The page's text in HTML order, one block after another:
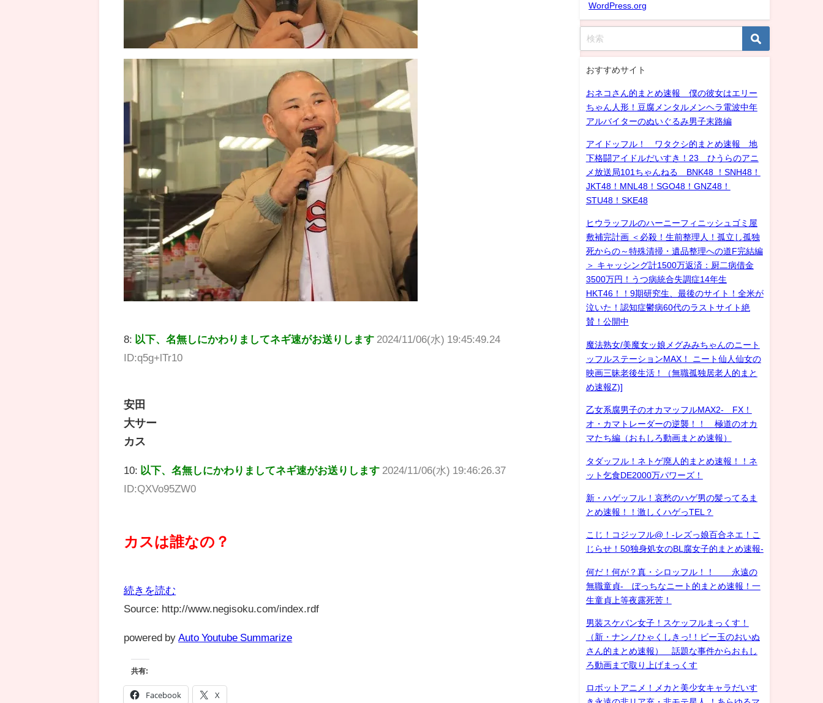
8: 以下、名無しにかわりましてネギ速がお送りします 2024/11/06(水) 19:45:49.24
ID:q5g+lTr10
安田
大サー
カス
10: 以下、名無しにかわりましてネギ速がお送りします 2024/11/06(水) 19:46:26.37
ID:QXVo95ZW0
カスは誰なの？
続きを読む
Source: http://www.negisoku.com/index.rdf
powered by Auto Youtube Summarize
共有:
Facebook X
WordPress.org
おすすめサイト
おネコさん的まとめ速報 僕の彼女はエリー
ちゃん人形！豆腐メンタルメンヘラ電波中年
アルバイターのぬいぐるみ男子末路編
アイドッフル！ ワタクシ的まとめ速報 地
下格闘アイドルだいすき！23 ひうらのアニ
メ放送局101ちゃんねる BNK48 ！SNH48！
JKT48！MNL48！SGO48！GNZ48！
STU48！SKE48
ヒウラッフルのハーニーフィニッシュゴミ屋
敷補完計画 ＜必殺！生前整理人！孤立し孤独
死からの～特殊清掃・遺品整理への道F完結編
＞ キャッシング計1500万返済：厨二病借金
3500万円！うつ病統合失調症14年生
HKT46！！9期研究生、最後のサイト！全米が
泣いた！認知症鬱病60代のラストサイト絶
賛！公開中
魔法熟女/美魔女ッ娘メグみみちゃんのニート
ッフルステーションMAX！ ニート仙人仙女の
映画三昧老後生活！（無職孤独居老人的まと
め速報Z)]
乙女系腐男子のオカマッフルMAX2- FX！
オ・カマトレーダーの逆襲！！ 極道のオカ
マたち編（おもしろ動画まとめ速報）
タダッフル！ネトゲ廃人的まとめ速報！！ネ
ット乞食DE2000万パワーズ！
新・ハゲッフル！哀愁のハゲ男の髪ってるま
とめ速報！！激しくハゲっTEL？
こじ！コジッフル@！-レズっ娘百合ネエ！こ
じらせ！50独身処女のBL腐女子的まとめ速報-
何だ！何が？真・シロッフル！！ 永遠の
無職童貞- ぼっちなニート的まとめ速報！一
生童貞上等夜露死苦！
男装スケバン女子！スケッフルまっくす！
（新・ナンノひゃくしきっ!！ビー玉のおいぬ
さん的まとめ速報） 話題な事件からおもし
ろ動画まで取り上げまっくす
ロボットアニメ！メカと美少女キャラだいす